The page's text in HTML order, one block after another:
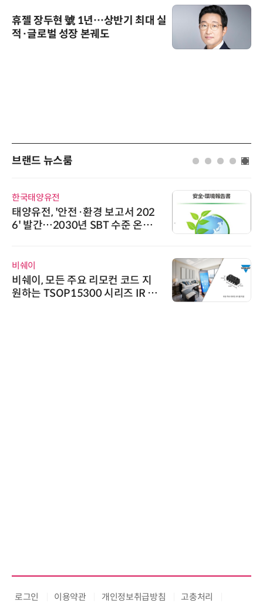
휴젤 장두현 號 1년…상반기 최대 실
적·글로벌 성장 본궤도
브랜드 뉴스룸
한국태양유전
태양유전, '안전·환경 보고서 202
6' 발간…2030년 SBT 수준 온실
비쉐이
비쉐이, 모든 주요 리모컨 코드 지
원하는 TSOP15300 시리즈 IR 수
로그인 이용약관 개인정보취급방침 고충처리